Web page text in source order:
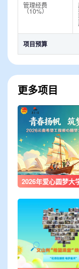
管理经费
（10%）
项目预算
更多项目
2026年爱心圆梦大